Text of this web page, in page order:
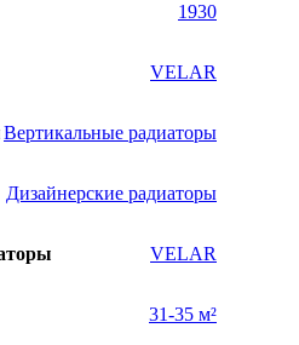
1930
VELAR
Вертикальные радиаторы
Дизайнерские радиаторы
VELAR
31-35 м²